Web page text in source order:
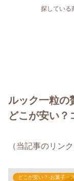
探している
ルック一粒の
どこが安い？
（当記事のリン
どこが安い？-お菓子・